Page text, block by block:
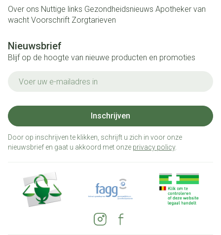
Over ons Nuttige links Gezondheidsnieuws Apotheker van
wacht Voorschrift Zorgtarieven
Nieuwsbrief
Blijf op de hoogte van nieuwe producten en promoties
Inschrijven
Door op inschrijven te klikken, schrijft u zich in voor onze
nieuwsbrief en gaat u akkoord met onze privacy policy.